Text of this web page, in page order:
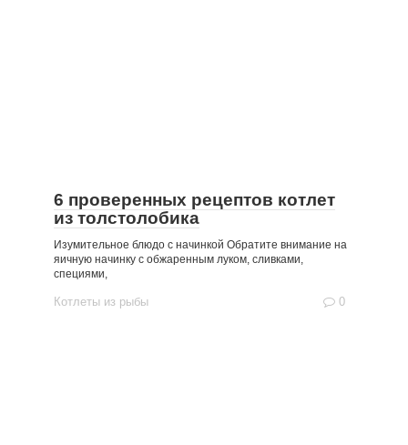
6 проверенных рецептов котлет
из толстолобика
Изумительное блюдо с начинкой Обратите внимание на
яичную начинку с обжаренным луком, сливками,
специями,
Котлеты из рыбы 0